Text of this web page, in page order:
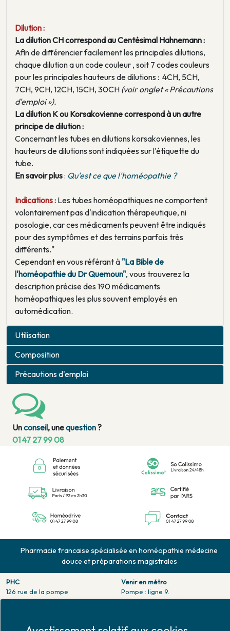
Dilution :
La dilution CH correspond au Centésimal Hahnemann :
Afin de différencier facilement les principales dilutions,
chaque dilution a un code couleur , soit 7 codes couleurs
pour les principales hauteurs de dilutions : 4CH, 5CH,
7CH, 9CH, 12CH, 15CH, 30CH (voir onglet « Précautions
d'emploi »).
La dilution K ou Korsakovienne correspond à un autre
principe de dilution :
Concernant les tubes en dilutions korsakoviennes, les
hauteurs de dilutions sont indiquées sur l'étiquette du
tube.
En savoir plus: Qu'est ce que l'homéopathie ?
Indications : Les tubes homéopathiques ne comportent
volontairement pas d'indication thérapeutique, ni
posologie, car ces médicaments peuvent être indiqués
pour des symptômes et des terrains parfois très
différents."
Cependant en vous référant à "La Bible de
l'homéopathie du Dr Quemoun", vous trouverez la
description précise des 190 médicaments
homéopathiques les plus souvent employés en
automédication.
Utilisation
Composition
Précautions d'emploi
Unconseil, unequestion?
01 47 27 99 08
Pharmacie francaise spécialisée en homéopathie médecine
douce et préparations magistrales
PHC
126 rue de la pompe
75116 PARIS
Venir en métro
Pompe : ligne 9.
Trocadero : ligne 6/9.